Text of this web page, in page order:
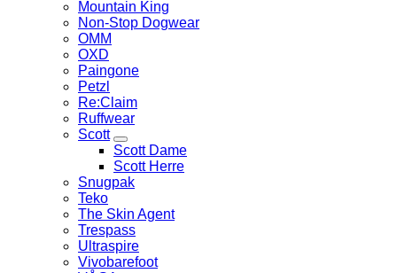
Mountain King
Non-Stop Dogwear
OMM
OXD
Paingone
Petzl
Re:Claim
Ruffwear
Scott
Scott Dame
Scott Herre
Snugpak
Teko
The Skin Agent
Trespass
Ultraspire
Vivobarefoot